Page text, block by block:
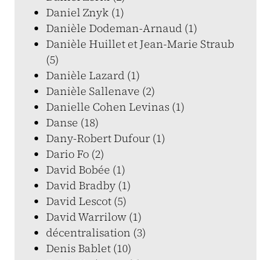
Daniel Znyk (1)
Danièle Dodeman-Arnaud (1)
Danièle Huillet et Jean-Marie Straub
(5)
Danièle Lazard (1)
Danièle Sallenave (2)
Danielle Cohen Levinas (1)
Danse (18)
Dany-Robert Dufour (1)
Dario Fo (2)
David Bobée (1)
David Bradby (1)
David Lescot (5)
David Warrilow (1)
décentralisation (3)
Denis Bablet (10)